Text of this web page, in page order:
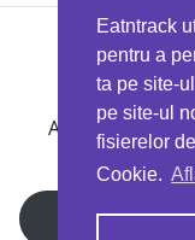
Eatntrack
pentru a
ta pe site-
pe site-ul
fisierelor
Cookie.
Ai 40%